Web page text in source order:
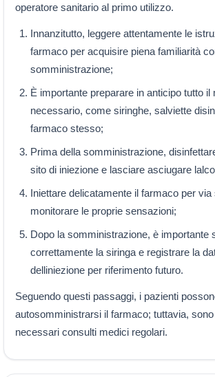
operatore sanitario al primo utilizzo.
Innanzitutto, leggere attentamente le
farmaco per acquisire piena familiarità
somministrazione;
È importante preparare in anticipo tutto il
necessario, come siringhe, salviette
farmaco stesso;
Prima della somministrazione,
sito di iniezione e lasciare asciugare
Iniettare delicatamente il farmaco per
monitorare le proprie sensazioni;
Dopo la somministrazione, è importante
correttamente la siringa e registrare la
delliniezione per riferimento futuro.
Seguendo questi passaggi, i pazienti
autosomministrarsi il farmaco; tuttavia,
necessari consulti medici regolari.